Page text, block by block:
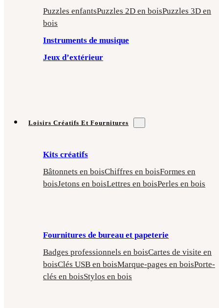
Puzzles enfantsPuzzles 2D en boisPuzzles 3D en
bois
Instruments de musique
Jeux d’extérieur
Loisirs Créatifs Et Fournitures
Kits créatifs
Bâtonnets en boisChiffres en boisFormes en
boisJetons en boisLettres en boisPerles en bois
Fournitures de bureau et papeterie
Badges professionnels en boisCartes de visite en
boisClés USB en boisMarque-pages en boisPorte-
clés en boisStylos en bois